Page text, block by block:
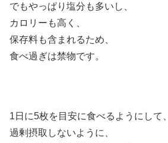
でもやっぱり塩分も多いし、
カロリーも高く、
保存料も含まれるため、
食べ過ぎは禁物です。
1日に5枚を目安に食べるようにして、
過剰摂取しないように、